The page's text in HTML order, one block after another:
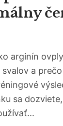
arginín
a
sa